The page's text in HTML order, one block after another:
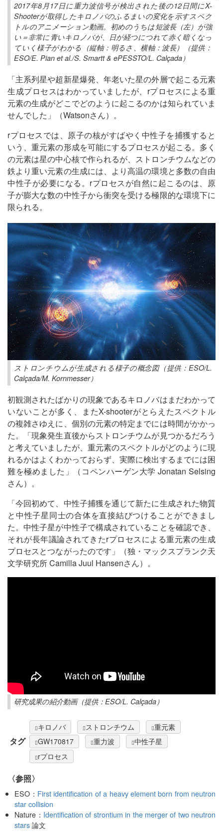
2017年8月17日に重力波信号が検出された後の12日間にX-
Shooterが取得したキロノバのふるまいの変化を示すスペク
トルのアニメーション動画。初めのうちは短波長（左）が強
い＝非常に青いキロノバが、日が経つにつれて赤く暗くなっ
ていく様子がわかる（縦軸：明るさ、横軸：波長）（提供：
ESO/E. Pian et al./S. Smartt & ePESSTO/L. Calçada）
「主系列星や超新星爆発、年老いた星の外層で起こる元素
生成プロセスはわかっていましたが、rプロセスによる重
元素の生成がどこでどのように起こるのかは知られていま
せんでした」（Watsonさん）。
rプロセスでは、原子の核がすばやく中性子を捕獲すると
いう、重元素の形成を可能にするプロセスが起こる。多く
の元素は星の中心核で作られるが、ストロンチウムなどの
鉄より重い元素の生成には、より高温の環境と多数の自由
中性子が必要になる。rプロセスが自然に起こるのは、原
子が膨大な数の中性子から衝突を受ける極限的な環境下に
限られる。
ストロンチウムが生成される様子の概念図（提供：ESO/L.
Calçada/M. Kornmesser）
初観測されたばかりの現象であるキロノバはまだわかって
いないことが多く、またX-shooterがとらえたスペクトル
の複雑さゆえに、個別の元素の特定までには時間がかかっ
た。「現象発生直後からストロンチウムが見つかるだろう
と考えていましたが、重元素のスペクトルがどのように現
れるかはよくわかっておらず、実際に検出するまでには困
難を極めました」（コペンハーゲン大学 Jonatan Selsing
さん）。
「今回初めて、中性子捕獲を通じて新たに生成された物質
と中性子星同士の合体を直接結びつけることができまし
た。中性子星が中性子で構成されていることを確認でき、
それが長年議論されてきたrプロセスによる重元素の生成
プロセスとつながったのです」（独・マックスプランク天
文学研究所 Camilla Juul Hansenさん）。
研究成果の紹介動画（提供：ESO/L. Calçada）
タグ
キロノバ ストロンチウム
重元素
GW170817
重力波
中性子星
rプロセス
〈参照〉
ESO： First identification of a heavy element born from neutron
star collision
Nature： Identification of strontium in the merger of two neutron
stars論文